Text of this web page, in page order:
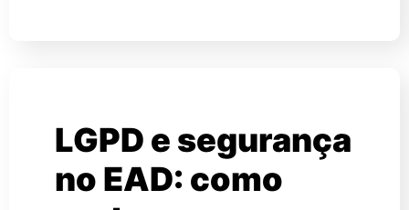
LGPD e segurança
no EAD: como